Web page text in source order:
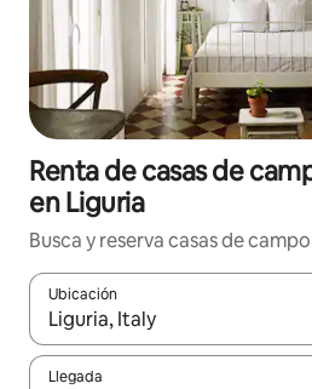
Renta de casas de
en Liguria
Busca y reserva casas de
Ubicación
Cuando los resultados estén
Llegada